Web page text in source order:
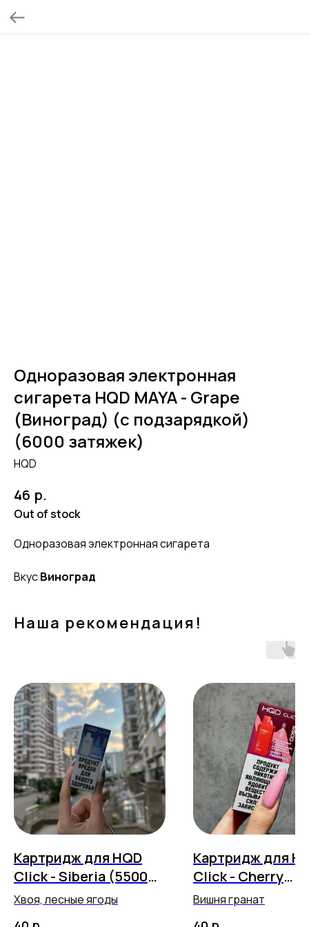
Одноразовая электронная
сигарета HQD MAYA - Grape
(Виноград) (с подзарядкой)
(6000 затяжек)
HQD
46 р.
Out of stock
Одноразовая электронная сигарета
ВкусВиноград
Наша рекомендация!
Картридж для HQD
Click - Siberia (5500
затяжек)
Хвоя, лесные ягоды
Картридж для
Click - Cherry
Pomegranate
Вишня гранат